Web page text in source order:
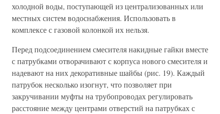
холодной воды, поступающей из централизованных или
местных систем водоснабжения. Использовать в
комплексе с газовой колонкой их нельзя.
Перед подсоединением смесителя накидные гайки вместе
с патрубками отворачивают с корпуса нового смесителя и
надевают на них декоративные шайбы (рис. 19). Каждый
патрубок несколько изогнут, что позволяет при
закручивании муфты на трубопроводах регулировать
расстояние между центрами отверстий на патрубках с